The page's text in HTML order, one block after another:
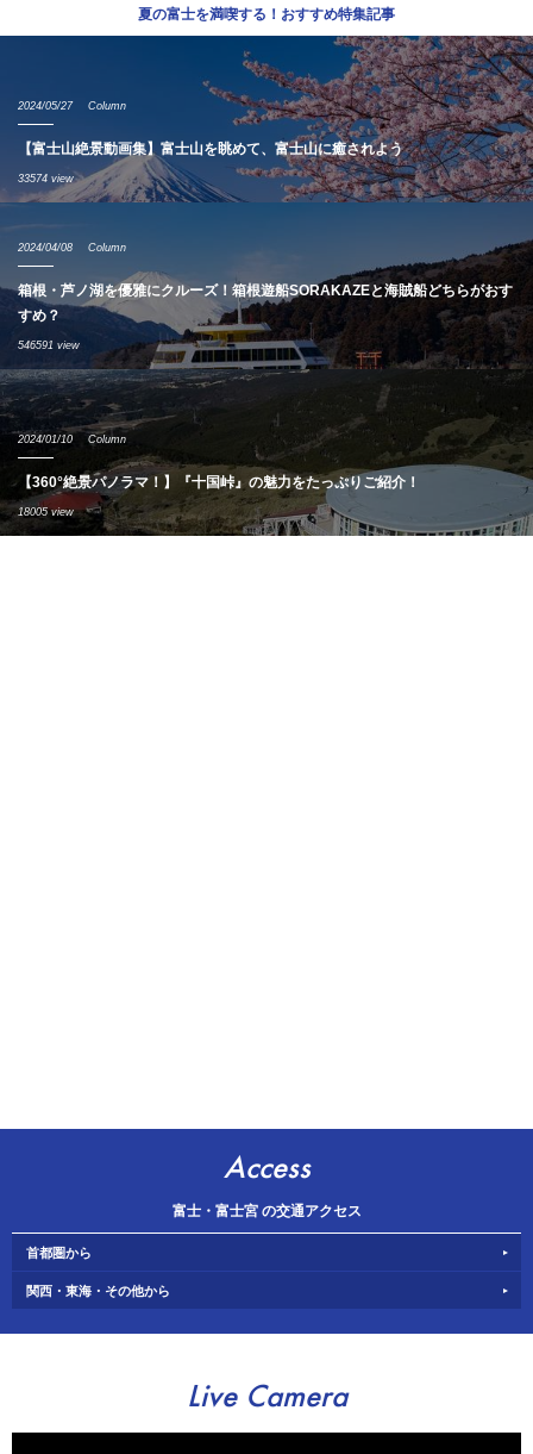
夏の富士を満喫する！おすすめ特集記事
2024/05/27 Column
【富士山絶景動画集】富士山を眺めて、富士山に癒されよう
33574 view
2024/04/08 Column
箱根・芦ノ湖を優雅にクルーズ！箱根遊船SORAKAZEと海賊船どちらがおす
すめ？
546591 view
2024/01/10 Column
【360°絶景パノラマ！】『十国峠』の魅力をたっぷりご紹介！
18005 view
Access
富士・富士宮 の交通アクセス
首都圏から
関西・東海・その他から
Live Camera